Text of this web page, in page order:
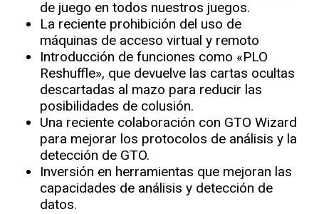
de juego en todos nuestros juegos.
La reciente prohibición del uso de
máquinas de acceso virtual y remoto
Introducción de funciones como «PLO
Reshuffle», que devuelve las cartas ocultas
descartadas al mazo para reducir las
posibilidades de colusión.
Una reciente colaboración con GTO Wizard
para mejorar los protocolos de análisis y la
detección de GTO.
Inversión en herramientas que mejoran las
capacidades de análisis y detección de
datos.